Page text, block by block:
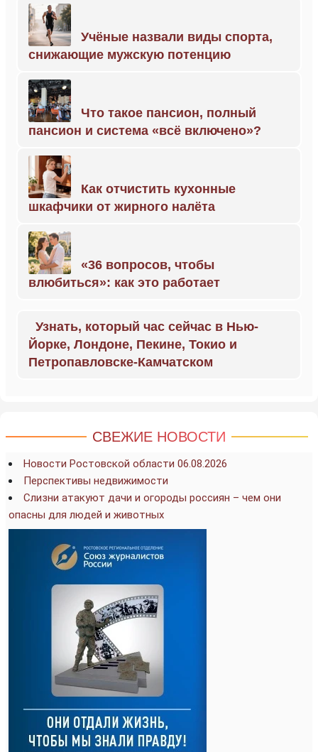
Учёные назвали виды спорта,
снижающие мужскую потенцию
Что такое пансион, полный
пансион и система «всё включено»?
Как отчистить кухонные
шкафчики от жирного налёта
«36 вопросов, чтобы
влюбиться»: как это работает
Узнать, который час сейчас в Нью-
Йорке, Лондоне, Пекине, Токио и
Петропавловске-Камчатском
СВЕЖИЕ НОВОСТИ
Новости Ростовской области 06.08.2026
Перспективы недвижимости
Слизни атакуют дачи и огороды россиян – чем они
опасны для людей и животных